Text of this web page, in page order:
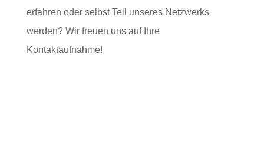
erfahren oder selbst Teil unseres Netzwerks
werden? Wir freuen uns auf Ihre
Kontaktaufnahme!